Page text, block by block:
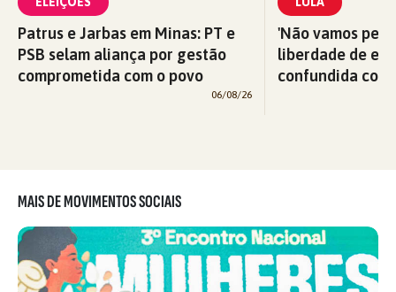
Patrus e Jarbas em Minas: PT e
PSB selam aliança por gestão
comprometida com o povo
06/08/26
'Não vamos
liberdade de
confundida
MAIS DE MOVIMENTOS SOCIAIS